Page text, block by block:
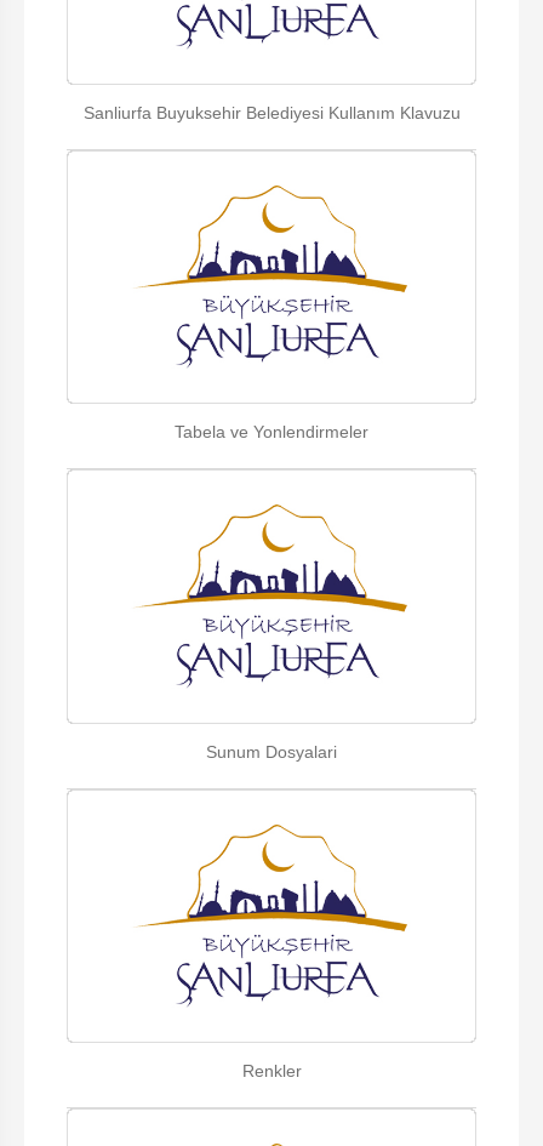
Sanliurfa Buyuksehir Belediyesi Kullanım Klavuzu
Tabela ve Yonlendirmeler
Sunum Dosyalari
Renkler